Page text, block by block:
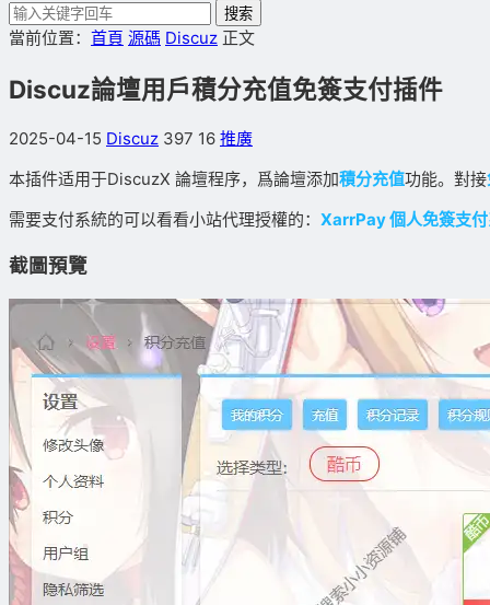
搜索
當前位置： 首頁 源碼 Discuz 正文
Discuz論壇用戶積分充值免簽支付插件
2025-04-15 Discuz 397 16 推廣
本插件适用于DiscuzX 論壇程序，爲論壇添加積分充值功能。對接
需要支付系統的可以看看小站代理授權的： XarrPay 個人免簽支
截圖預覽